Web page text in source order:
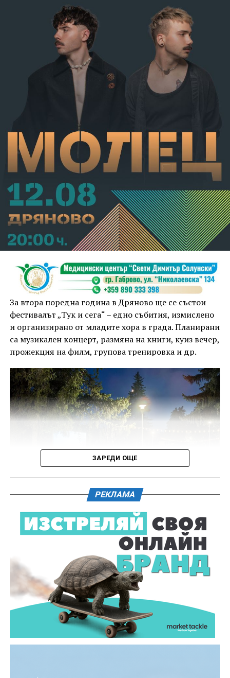
Подобен проблем има и с парковото осветление в
зелената зона срещу бившия Дом на книгата.
Градинските осветители там също са обект на
системни вандалски посегателства и са
възстановявани многократно.
Община Габрово призовава гражданите да пазят
общинската инфраструктура и при установяване на
вандалски прояви да сигнализират своевременно
компетентните органи.
от наказателна отговорност и му е наложено
административно наказание по реда на чл.78а ал.1
от НК – глоба в размер на 306,77 евро.
С постановление на Районна прокуратура-Габрово
В.А. е бил задържан за срок до 72 часа, а с
определение на Районен съд-Габрово спрямо него е
взета мярка за неотклонение „домашен арест“.
Съдебният акт е окончателен.
За втора поредна година в Дряново ще се състои
фестивалът „Тук и сега“ – едно събития, измислено
и организирано от младите хора в града. Планирани
са музикален концерт, размяна на книги, куиз вечер,
прожекция на филм, групова тренировка и др.
Всички събития ще се проведат в парк „Максим
Райкович“, срещу часовниковата кула, с вход
свободен. Програмата ще започне на 12 август с
концерт на група Молец и талантливите млади
изпълнители GoGo, Toria, ZoV & Vakavliev.
ЗАРЕДИ ОЩЕ
РЕКЛАМА